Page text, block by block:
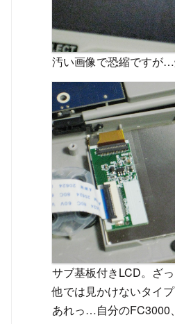
汚い画像で恐縮ですが…
サブ基板付きLCD。ざ
他では見かけないタイプ
あれっ…自分の